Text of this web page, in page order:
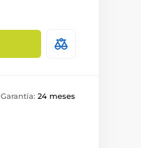
Garantía: 24 meses